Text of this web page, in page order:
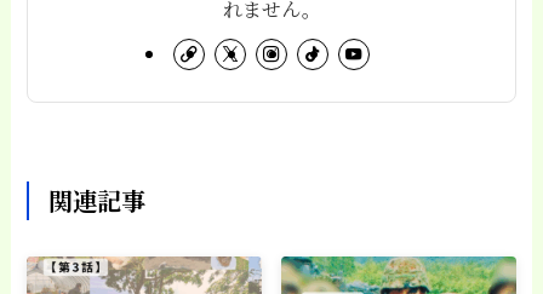
れません。
関連記事